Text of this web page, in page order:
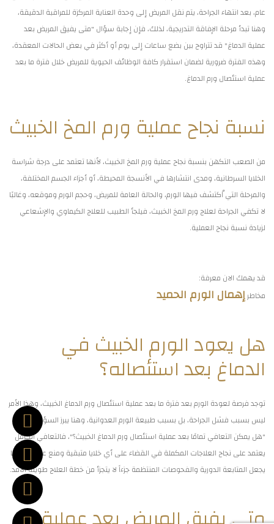
عام، بعد انتهاء الجراحة، يتم نقل المريض إلى وحدة العناية المركزة للمراقبة الدقيقة،
وهنا تبدأ مرحلة الإفاقة التدريجية، لذلك، فإن إجابة سؤال "متى يفيق المريض بعد
عملية الدماغ" قد تتراوح بين بضع ساعات إلى يوم أو أكثر في بعض الحالات المعقدة،
وهذه الفترة ضرورية لضمان استقرار كافة الوظائف الحيوية للمريض خلال فترة ما بعد
عملية استئصال ورم الدماغ.
نسبة نجاح عملية ورم المخ الخبيث
من الصعب التكهن بنسبة نجاح عملية ورم المخ الخبيث، لأنها تعتمد على درجة شراسة
الخلايا السرطانية، ومدى انتشارها في الأنسجة المحيطة، أو أجزاء الجسم المختلفة،
والمرحلة التي اُكتشف فيها الورم، والحالة العامة للمريض، وحجم الورم وموقعه، وغالبًا
لا تكفي الجراحة لعلاج ورم المخ الخبيث، فيلجأ الطبيب للعلاج الكيماوي والإشعاعي
لزيادة نسبة نجاح العملية.
قد يهمك الان معرفة:
مخاطرإهمال الورم الحميد
هل يعود الورم الخبيث في
الدماغ بعد استئصاله؟
توجد فرصة لعودة الورم بعد فترة ما بعد عملية استئصال ورم الدماغ الخبيث، وهذا الأمر
ليس بسبب فشل الجراحة، بل بسبب طبيعة الورم العدوانية، وهنا يبرز السؤال الأهم
"هل يمكن التعافي تمامًا بعد عملية استئصال ورم الدماغ الخبيث؟"، فالتعافي الكامل
يعتمد على نجاح العلاجات المكملة في القضاء على أي خلايا متبقية ومنع عودتها، مما
يجعل المتابعة الدورية والفحوصات المنتظمة جزءاً لا يتجزأ من خطة العلاج طويلة الأمد.